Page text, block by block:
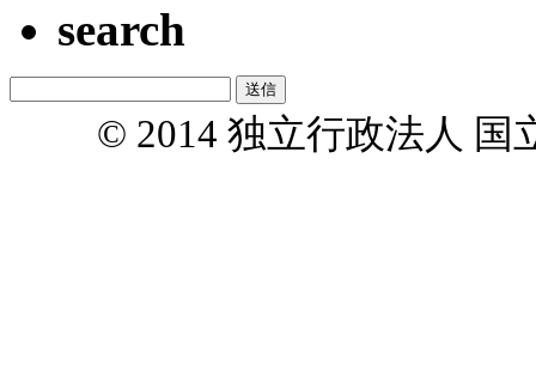
search
© 2014 独立行政法人 国